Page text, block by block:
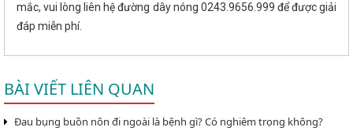
mắc, vui lòng liên hệ đường dây nóng 0243.9656.999 để được giải
đáp miễn phí.
BÀI VIẾT LIÊN QUAN
Đau bụng buồn nôn đi ngoài là bệnh gì? Có nghiêm trọng không?